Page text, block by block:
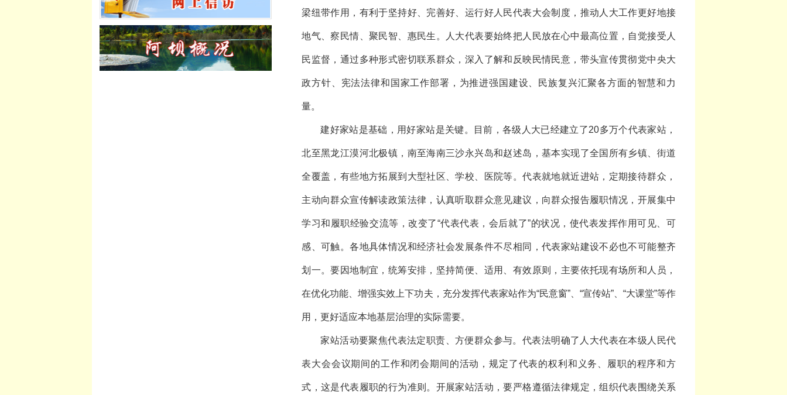
梁纽带作用，有利于坚持好、完善好、运行好人民代表大会制度，推动人大工作更好地接
地气、察民情、聚民智、惠民生。人大代表要始终把人民放在心中最高位置，自觉接受人
民监督，通过多种形式密切联系群众，深入了解和反映民情民意，带头宣传贯彻党中央大
政方针、宪法法律和国家工作部署，为推进强国建设、民族复兴汇聚各方面的智慧和力
量。
建好家站是基础，用好家站是关键。目前，各级人大已经建立了20多万个代表家站，
北至黑龙江漠河北极镇，南至海南三沙永兴岛和赵述岛，基本实现了全国所有乡镇、街道
全覆盖，有些地方拓展到大型社区、学校、医院等。代表就地就近进站，定期接待群众，
主动向群众宣传解读政策法律，认真听取群众意见建议，向群众报告履职情况，开展集中
学习和履职经验交流等，改变了“代表代表，会后就了”的状况，使代表发挥作用可见、可
感、可触。各地具体情况和经济社会发展条件不尽相同，代表家站建设不必也不可能整齐
划一。要因地制宜，统筹安排，坚持简便、适用、有效原则，主要依托现有场所和人员，
在优化功能、增强实效上下功夫，充分发挥代表家站作为“民意窗”、“宣传站”、“大课堂”等作
用，更好适应本地基层治理的实际需要。
家站活动要聚焦代表法定职责、方便群众参与。代表法明确了人大代表在本级人民代
表大会会议期间的工作和闭会期间的活动，规定了代表的权利和义务、履职的程序和方
式，这是代表履职的行为准则。开展家站活动，要严格遵循法律规定，组织代表围绕关系